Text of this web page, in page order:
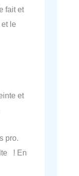
fait et
le
et
pro.
! En